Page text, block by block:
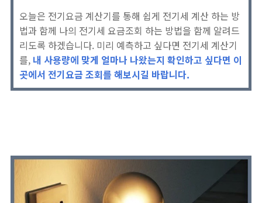
오늘은 전기요금 계산기를 통해 쉽게 전기세 계산 하는 방
법과 함께 나의 전기세 요금조회 하는 방법을 함께 알려드
리도록 하겠습니다. 미리 예측하고 싶다면 전기세 계산기
를, 내 사용량에 맞게 얼마나 나왔는지 확인하고 싶다면 이
곳에서 전기요금 조회를 해보시길 바랍니다.